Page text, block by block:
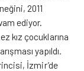
2011
ediyor.
kız çocuklarına
yapıldı.
İzmir’de